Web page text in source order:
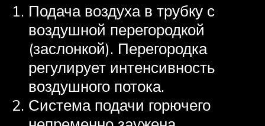
Подача воздуха в трубку с
воздушной перегородкой
(заслонкой). Перегородка
регулирует интенсивность
воздушного потока.
Система подачи горючего